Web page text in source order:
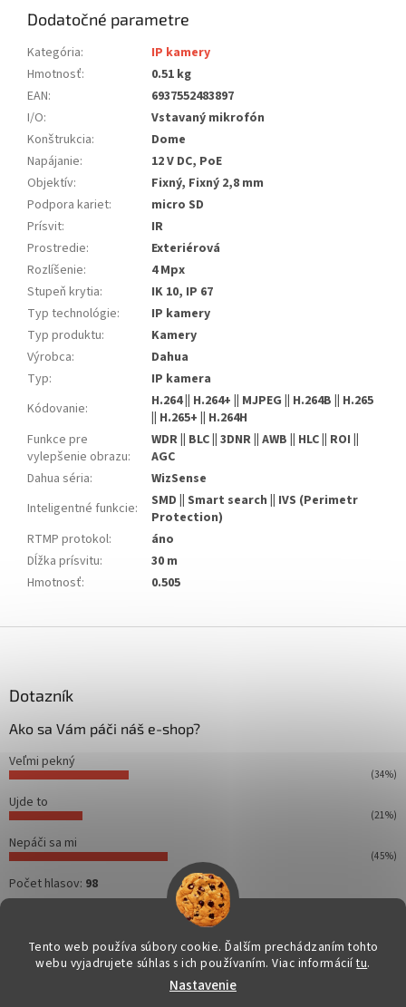
Tento web používa súbory cookie. Ďalším prechádzaním tohto
webu vyjadrujete súhlas s ich používaním. Viac informáciítu.
Nastavenie
Dodatočné parametre
Kategória:
IP kamery
Hmotnosť:
0.51 kg
EAN:
6937552483897
I/O:
Vstavaný mikrofón
Konštrukcia:
Dome
Napájanie:
12 V DC, PoE
Objektív:
Fixný, Fixný 2,8 mm
Podpora kariet:
micro SD
Prísvit:
IR
Prostredie:
Exteriérová
Rozlíšenie:
4 Mpx
Stupeň krytia:
IK 10, IP 67
Typ technológie:
IP kamery
Typ produktu:
Kamery
Výrobca:
Dahua
Typ:
IP kamera
Kódovanie:
H.264 || H.264+ || MJPEG || H.264B || H.265
|| H.265+ || H.264H
Funkce pre
vylepšenie obrazu:
WDR || BLC || 3DNR || AWB || HLC || ROI ||
AGC
Dahua séria:
WizSense
Inteligentné funkcie:
SMD || Smart search || IVS (Perimetr
Protection)
RTMP protokol:
áno
Dĺžka prísvitu:
30 m
Hmotnosť: 0.505
Dotazník
Ako sa Vám páči náš e-shop?
Veľmi pekný
(34%)
Ujde to
(21%)
Nepáči sa mi
(45%)
Počet hlasov: 98
Vytvoril Shoptet